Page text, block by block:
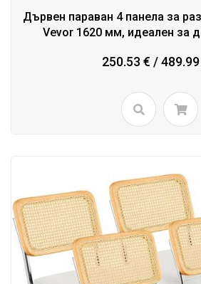
Дървен параван 4 панела за
Vevor 1620 мм, идеален за
250.53 € /